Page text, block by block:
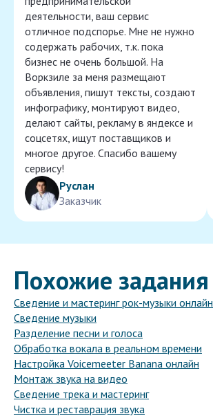
деятельности, ваш сервис
отличное подспорье. Мне не нужно
содержать рабочих, т.к. пока
бизнес не очень большой. На
Воркзиле за меня размещают
объявления, пишут тексты, создают
инфографику, монтируют видео,
делают сайты, рекламу в яндексе и
соцсетях, ищут поставщиков и
многое другое. Спасибо вашему
сервису!
Руслан
Заказчик
Похожие задания
Сведение и мастеринг рок-музыки онлайн
Сведение музыки
Разделение песни и голоса
Обработка вокала в реальном времени
Настройка Voicemeeter Banana онлайн
Монтаж звука на видео
Сведение трека и мастеринг
Чистка и реставрация звука